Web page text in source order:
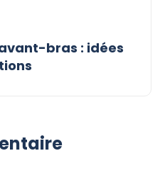
bras : idées